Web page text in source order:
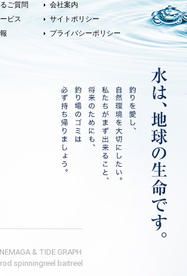
ご質問
ビス
会社案内
サイトポリシー
プライバシーポリシー
& TIDE GRAPH
rod spinningreel baitreel